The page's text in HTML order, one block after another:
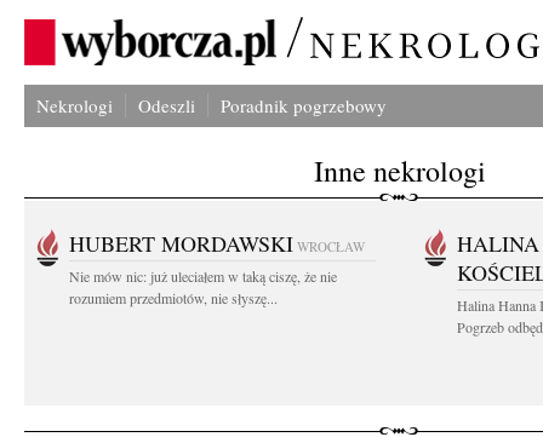
Nekrologi Odeszli Poradnik pogrzebowy
Inne nekrologi
HUBERT MORDAWSKI WROCŁAW
Nie mów nic: już uleciałem w taką ciszę, że nie
rozumiem przedmiotów, nie słyszę...
Halina Hanna
Pogrzeb